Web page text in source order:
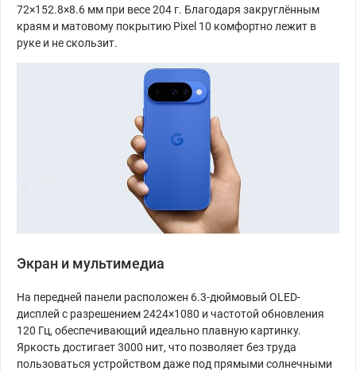
72×152.8×8.6 мм при весе 204 г. Благодаря закруглённым
краям и матовому покрытию Pixel 10 комфортно лежит в
руке и не скользит.
Экран и мультимедиа
На передней панели расположен 6.3-дюймовый OLED-
дисплей с разрешением 2424×1080 и частотой обновления
120 Гц, обеспечивающий идеально плавную картинку.
Яркость достигает 3000 нит, что позволяет без труда
пользоваться устройством даже под прямыми солнечными